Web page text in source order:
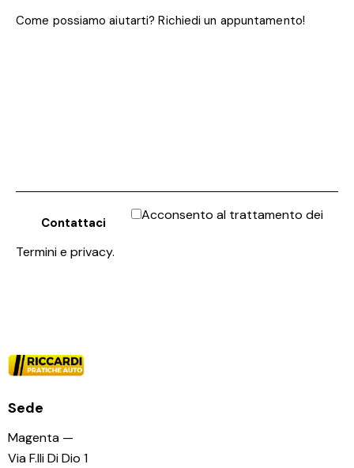
Acconsento al trattamento dei
Termini e privacy.
Sede
Magenta —
Via F.lli Di Dio 1